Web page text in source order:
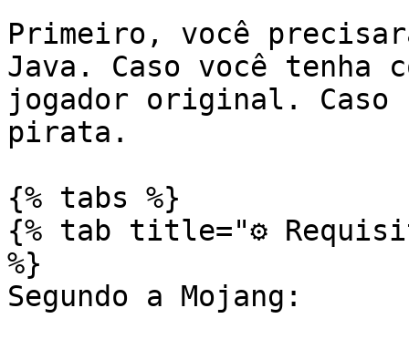
Primeiro, você
Java. Caso você tenha
jogador original. Caso
pirata.
{% tabs %}
{% tab title="⚙️
%}
Segundo a Mojang: